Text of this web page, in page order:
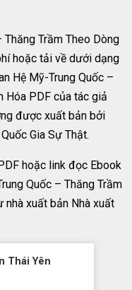
Trầm Theo Dòng
hoặc tải về dưới dạng
Hệ Mỹ-Trung Quốc –
Hóa PDF của tác giả
được xuất bản bởi
Gia Sự Thật.
hoặc link đọc Ebook
Quốc – Thăng Trầm
nhà xuất bản Nhà xuất
Thái Yên